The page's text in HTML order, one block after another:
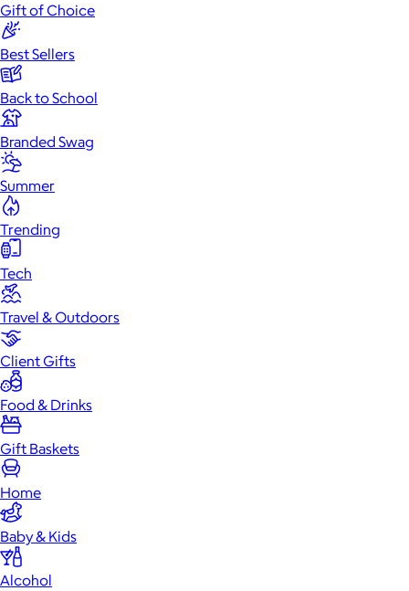
Gift of Choice
Best Sellers
Back to School
Branded Swag
Summer
Trending
Tech
Travel & Outdoors
Client Gifts
Food & Drinks
Gift Baskets
Home
Baby & Kids
Alcohol